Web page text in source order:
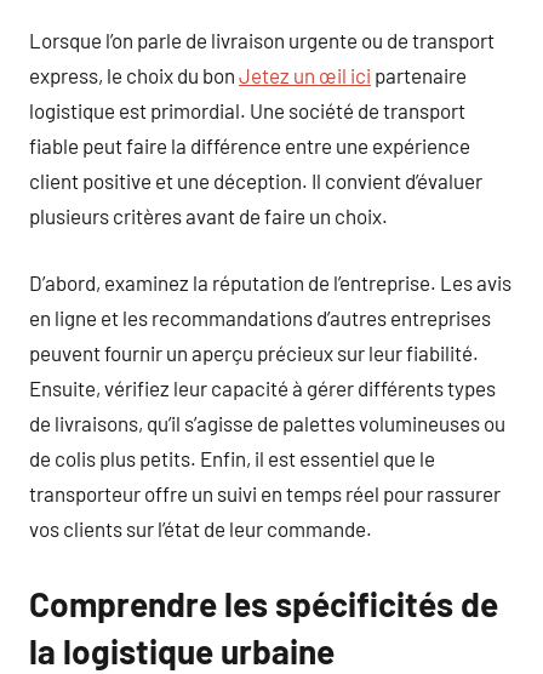
Lorsque l’on parle de livraison urgente ou de transport
express, le choix du bon Jetez un œil ici partenaire
logistique est primordial. Une société de transport
fiable peut faire la différence entre une expérience
client positive et une déception. Il convient d’évaluer
plusieurs critères avant de faire un choix.
D’abord, examinez la réputation de l’entreprise. Les avis
en ligne et les recommandations d’autres entreprises
peuvent fournir un aperçu précieux sur leur fiabilité.
Ensuite, vérifiez leur capacité à gérer différents types
de livraisons, qu’il s’agisse de palettes volumineuses ou
de colis plus petits. Enfin, il est essentiel que le
transporteur offre un suivi en temps réel pour rassurer
vos clients sur l’état de leur commande.
Comprendre les spécificités de
la logistique urbaine